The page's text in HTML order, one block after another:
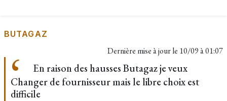
BUTAGAZ
Dernière mise à jour le 10/09 à 01:07
En raison des hausses Butagaz je veux
Changer de fournisseur mais le libre choix est
difficile